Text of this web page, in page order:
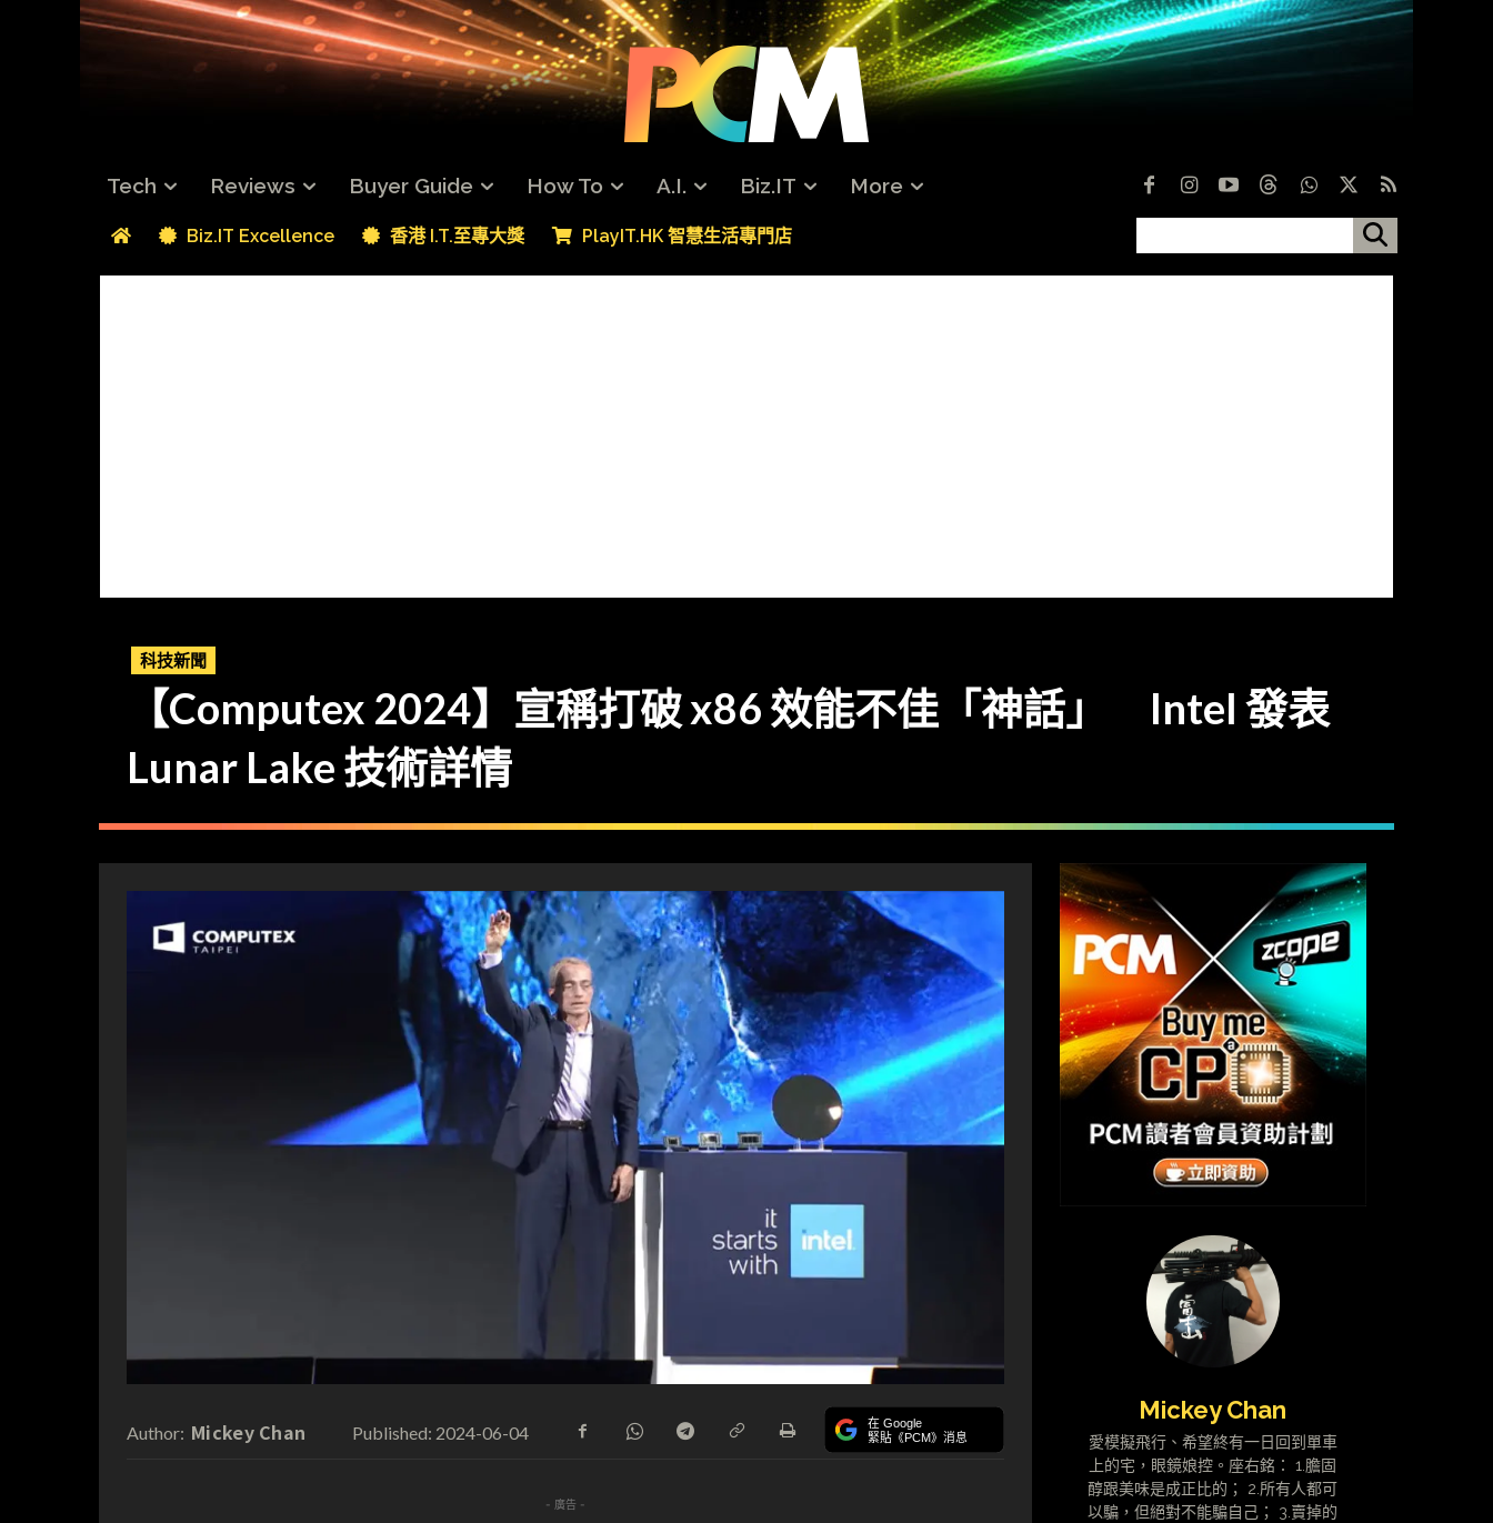
Tech Reviews Buyer Guide How To A.I. Biz.IT More
Biz.IT Excellence 香港 I.T.至專大獎 PlayIT.HK 智慧生活專門店
科技新聞
【Computex 2024】宣稱打破 x86 效能不佳「神話」 Intel 發表
Lunar Lake 技術詳情
Author: Mickey Chan Published: 2024-06-04 在 Google
緊貼《PCM》消息
- 廣告 -
Mickey Chan
愛模擬飛行、希望終有一日回到單車
上的宅，眼鏡娘控。座右銘： 1.膽固
醇跟美味是成正比的； 2.所有人都可
以騙，但絕對不能騙自己； 3.賣掉的